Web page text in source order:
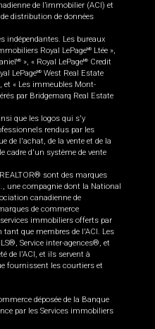
de l’immobilier (ACI) et
distribution de données
indépendantes. Les bureaux
Royal LePageMD
Ltée »,
MD », « Royal LePageMD
Credit
LePageMD West Real Estate
et « Les immeubles Mont-
par Bridgemarq Real Estate
que les logos qui s'y
rendus par les
de l'achat, de la vente et de la
cadre d'un système de vente
sont des marques
une compagnie dont la National
canadienne de
de commerce
immobiliers offerts par
que membres de l'ACI. Les
Service inter-agences®, et
de l'ACI, et ils servent à
fournissent les courtiers et
déposée de la Banque
par les Services immobiliers